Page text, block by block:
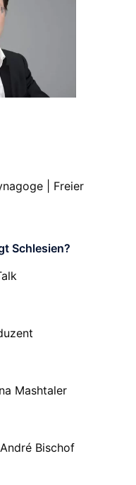
| Freier
Schlesien?
Mashtaler
Bischof